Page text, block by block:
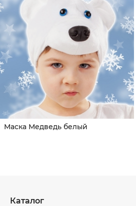
Маска Медведь белый
Каталог